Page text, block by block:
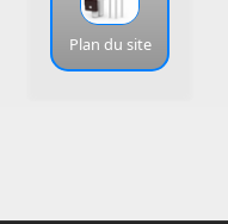
Plan du site